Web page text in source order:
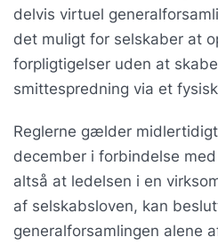
delvis virtuel
det muligt for selskaber at
forpligtigelser uden at
smittespredning via et
Reglerne gælder
december i forbindelse
altså at ledelsen i en
af selskabsloven, kan
generalforsamlingen alene